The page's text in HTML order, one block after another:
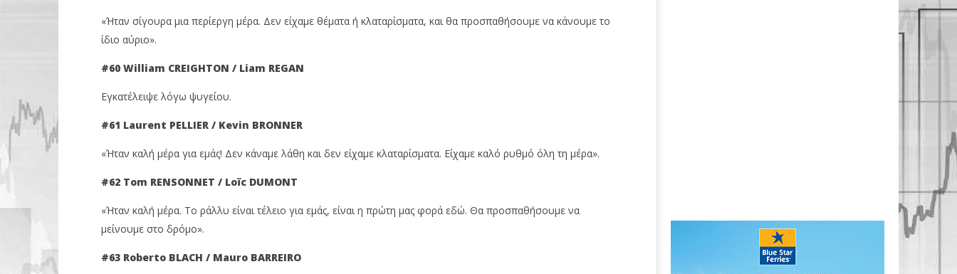
«Ήταν σίγουρα μια περίεργη μέρα. Δεν είχαμε θέματα ή κλαταρίσματα, και θα προσπαθήσουμε να κάνουμε το
ίδιο αύριο».
#60 William CREIGHTON / Liam REGAN
Εγκατέλειψε λόγω ψυγείου.
#61 Laurent PELLIER / Kevin BRONNER
«Ήταν καλή μέρα για εμάς! Δεν κάναμε λάθη και δεν είχαμε κλαταρίσματα. Είχαμε καλό ρυθμό όλη τη μέρα».
#62 Tom RENSONNET / Loïc DUMONT
«Ήταν καλή μέρα. Το ράλλυ είναι τέλειο για εμάς, είναι η πρώτη μας φορά εδώ. Θα προσπαθήσουμε να
μείνουμε στο δρόμο».
#63 Roberto BLACH / Mauro BARREIRO